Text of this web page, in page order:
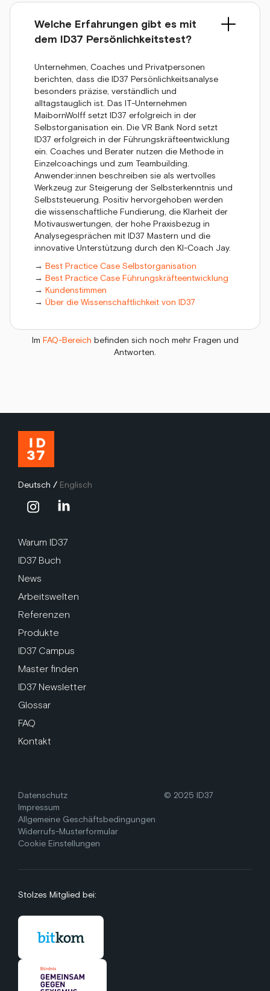
Welche Erfahrungen gibt es mit
dem ID37 Persönlichkeitstest?
Unternehmen, Coaches und Privatpersonen
berichten, dass die ID37 Persönlichkeitsanalyse
besonders präzise, verständlich und
alltagstauglich ist. Das IT-Unternehmen
MaibornWolff setzt ID37 erfolgreich in der
Selbstorganisation ein. Die VR Bank Nord setzt
ID37 erfolgreich in der Führungskräfteentwicklung
ein. Coaches und Berater nutzen die Methode in
Einzelcoachings und zum Teambuilding.
Anwender:innen beschreiben sie als wertvolles
Werkzeug zur Steigerung der Selbsterkenntnis und
Selbststeuerung. Positiv hervorgehoben werden
die wissenschaftliche Fundierung, die Klarheit der
Motivauswertungen, der hohe Praxisbezug in
Analysegesprächen mit ID37 Mastern und die
innovative Unterstützung durch den KI-Coach Jay.
→ Best Practice Case Selbstorganisation
→ Best Practice Case Führungskräfteentwicklung
→ Kundenstimmen
→ Über die Wissenschaftlichkeit von ID37
Im FAQ-Bereich befinden sich noch mehr Fragen und
Antworten.
Deutsch / Englisch
Warum ID37
ID37 Buch
News
Arbeitswelten
Referenzen
Produkte
ID37 Campus
Master finden
ID37 Newsletter
Glossar
FAQ
Kontakt
Datenschutz
Impressum
Allgemeine Geschäftsbedingungen
Widerrufs-Musterformular
Cookie Einstellungen
© 2025 ID37
Stolzes Mitglied bei: